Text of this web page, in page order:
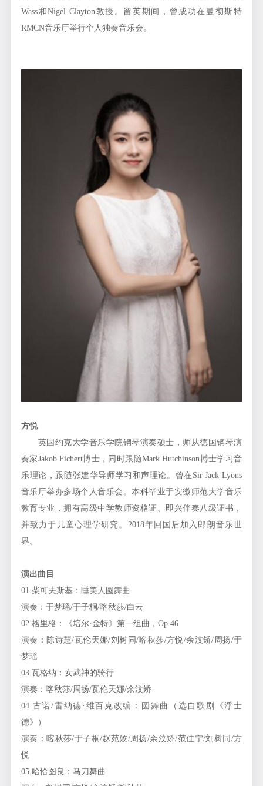
Wass和Nigel Clayton教授。留英期间，曾成功在曼彻斯特
RMCN音乐厅举行个人独奏音乐会。
方悦
英国约克大学音乐学院钢琴演奏硕士，师从德国钢琴演
奏家Jakob Fichert博士，同时跟随Mark Hutchinson博士学习音
乐理论，跟随张建华导师学习和声理论。曾在Sir Jack Lyons
音乐厅举办多场个人音乐会。本科毕业于安徽师范大学音乐
教育专业，拥有高级中学教师资格证、即兴伴奏八级证书，
并致力于儿童心理学研究。2018年回国后加入郎朗音乐世
界。
演出曲目
01.柴可夫斯基：睡美人圆舞曲
演奏：于梦瑶/于子桐/喀秋莎/白云
02.格里格：《培尔·金特》第一组曲，Op.46
演奏：陈诗慧/瓦伦天娜/刘树同/喀秋莎/方悦/余汶矫/周扬/于
梦瑶
03.瓦格纳：女武神的骑行
演奏：喀秋莎/周扬/瓦伦天娜/余汶矫
04.古诺/雷纳德·维百克改编：圆舞曲（选自歌剧《浮士
德》）
演奏：喀秋莎/于子桐/赵苑姣/周扬/余汶矫/范佳宁/刘树同/方
悦
05.哈恰图良：马刀舞曲